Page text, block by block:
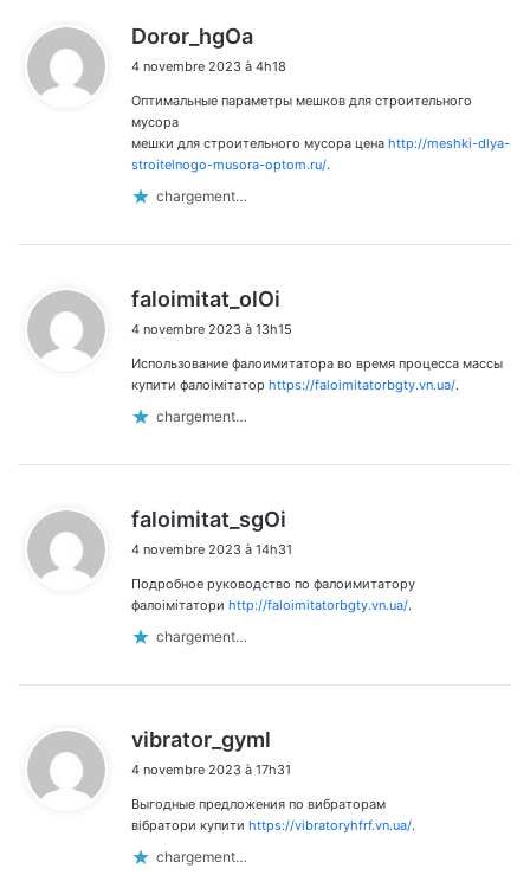
Doror_hgOa
t
4 novembre 2023 à 4h18
Оптимальные параметры мешков для строительного
мусора
мешки для строительного мусора цена http://meshki-dlya-
stroitelnogo-musora-optom.ru/.
chargement…
faloimitat_olOi
t
:
4 novembre 2023 à 13h15
Использование фалоимитатора во время процесса массы
купити фалоімітатор https://faloimitatorbgty.vn.ua/.
chargement…
faloimitat_sgOi
t
:
4 novembre 2023 à 14h31
Подробное руководство по фалоимитатору
фалоімітатори http://faloimitatorbgty.vn.ua/.
chargement…
vibrator_gyml
t
:
4 novembre 2023 à 17h31
Выгодные предложения по вибраторам
вібратори купити https://vibratoryhfrf.vn.ua/.
chargement…